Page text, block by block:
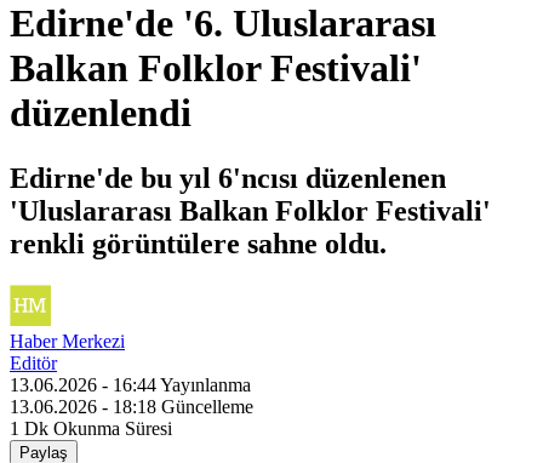
Edirne'de '6. Uluslararası
Balkan Folklor Festivali'
düzenlendi
Edirne'de bu yıl 6'ncısı düzenlenen
'Uluslararası Balkan Folklor Festivali'
renkli görüntülere sahne oldu.
Haber Merkezi
Editör
13.06.2026 - 16:44Yayınlanma
13.06.2026 - 18:18 Güncelleme
1 Dk Okunma Süresi
Paylaş